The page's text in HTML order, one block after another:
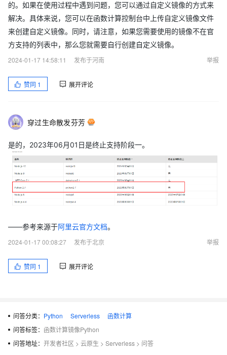
的。如果在使用过程中遇到问题，您可以通过自定义镜像的方式来
解决。具体来说，您可以在函数计算控制台中上传自定义镜像文件
来创建自定义镜像。同时，请注意，如果您需要使用的镜像不在官
方支持的列表中，那么您就需要自行创建自定义镜像。
2024-01-17 14:58:11
发布于河南 举报
赞同 1 展开评论
穿过生命散发芬芳
是的，2023年06月01日是终止支持阶段一。
——参考来源于阿里云官方文档。
2024-01-17 00:08:27
发布于北京 举报
赞同 1 展开评论
问答分类： Python Serverless
函数计算
问答标签： 函数计算镜像Python
问答地址： 开发者社区 > 云原生 > Serverless > 问答